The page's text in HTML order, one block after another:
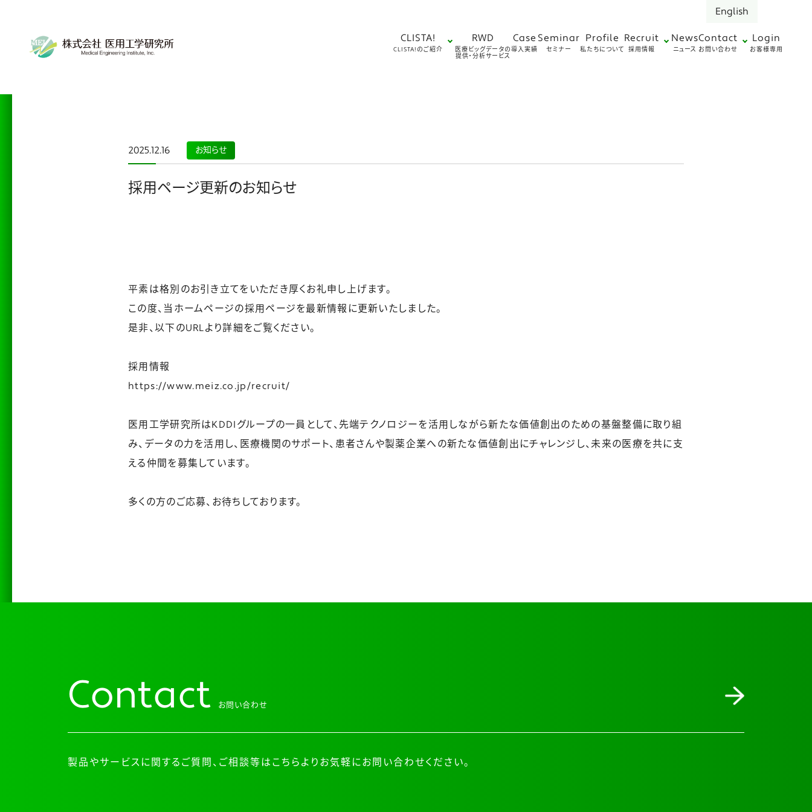
English
CLISTA!
CLISTA!のご紹介
RWD
医療ビッグデータの
提供・分析サービス
Case
導入実績
Seminar
セミナー
Profile
私たちについて
Recruit
採用情報
News
ニュース
Contact
お問い合わせ
Login
お客様専用
2025.12.16 お知らせ
採用ページ更新のお知らせ
平素は格別のお引き立てをいただき厚くお礼申し上げます。
この度、当ホームページの採用ページを最新情報に更新いたしました。
是非、以下のURLより詳細をご覧ください。
採用情報
https://www.meiz.co.jp/recruit/
医用工学研究所はKDDIグループの一員として、先端テクノロジーを活用しながら新たな価値創出のための基盤整備に取り組
み、データの力を活用し、医療機関のサポート、患者さんや製薬企業への新たな価値創出にチャレンジし、未来の医療を共に支
える仲間を募集しています。
多くの方のご応募、お待ちしております。
Contact お問い合わせ
製品やサービスに関するご質問、ご相談等はこちらよりお気軽にお問い合わせください。